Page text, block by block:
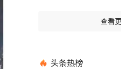
查看
头条热榜